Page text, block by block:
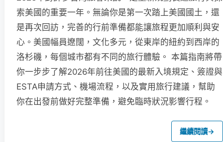
索美國的重要一年。無論你是第一次踏上美國國土，還
是再次回訪，完善的行前準備都能讓旅程更加順利與安
心。美國幅員遼闊，文化多元，從東岸的紐約到西岸的
洛杉磯，每個城市都有不同的旅行體驗。 本篇指南將帶
你一步步了解2026年前往美國的最新入境規定、簽證與
ESTA申請方式、機場流程，以及實用旅行建議，幫助
你在出發前做好完整準備，避免臨時狀況影響行程。
繼續閱讀→